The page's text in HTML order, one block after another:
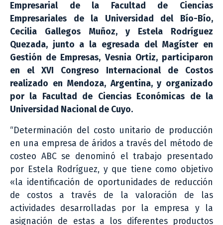
Empresarial de la Facultad de Ciencias
Empresariales de la Universidad del Bío-Bío,
Cecilia Gallegos Muñoz, y Estela Rodríguez
Quezada, junto a la egresada del Magíster en
Gestión de Empresas, Vesnia Ortiz, participaron
en el XVI Congreso Internacional de Costos
realizado en Mendoza, Argentina, y organizado
por la Facultad de Ciencias Económicas de la
Universidad Nacional de Cuyo.
“Determinación del costo unitario de producción
en una empresa de áridos a través del método de
costeo ABC se denominó el trabajo presentado
por Estela Rodríguez, y que tiene como objetivo
«la identificación de oportunidades de reducción
de costos a través de la valoración de las
actividades desarrolladas por la empresa y la
asignación de estas a los diferentes productos